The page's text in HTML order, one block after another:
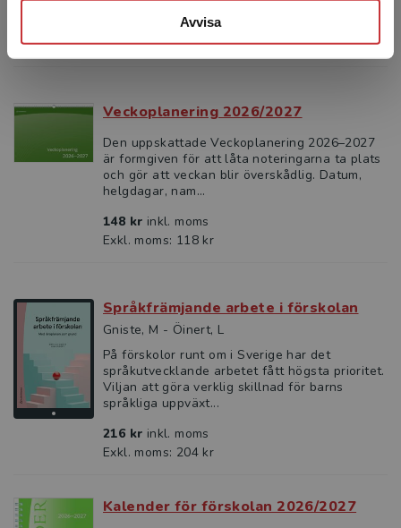
Avvisa
inkl. moms
Exkl. moms: 493 kr
Veckoplanering 2026/2027
Den uppskattade Veckoplanering 2026–2027
är formgiven för att låta noteringarna ta plats
och gör att veckan blir överskådlig. Datum,
helgdagar, nam...
148 kr inkl. moms
Exkl. moms: 118 kr
Språkfrämjande arbete i förskolan
Gniste, M - Öinert, L
På förskolor runt om i Sverige har det
språkutvecklande arbetet fått högsta prioritet.
Viljan att göra verklig skillnad för barns
språkliga uppväxt...
216 kr inkl. moms
Exkl. moms: 204 kr
Kalender för förskolan 2026/2027